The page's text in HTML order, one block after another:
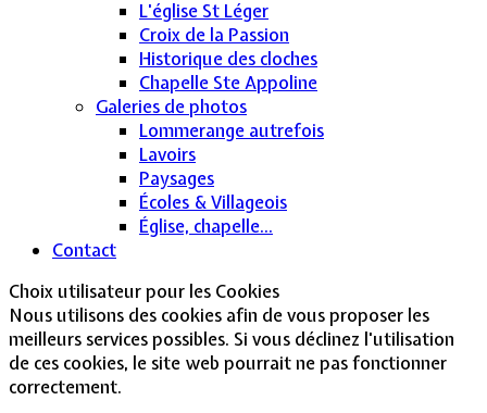
L'église St Léger
Croix de la Passion
Historique des cloches
Chapelle Ste Appoline
Galeries de photos
Lommerange autrefois
Lavoirs
Paysages
Écoles & Villageois
Église, chapelle...
Contact
Choix utilisateur pour les Cookies
Nous utilisons des cookies afin de vous proposer les
meilleurs services possibles. Si vous déclinez l'utilisation
de ces cookies, le site web pourrait ne pas fonctionner
correctement.